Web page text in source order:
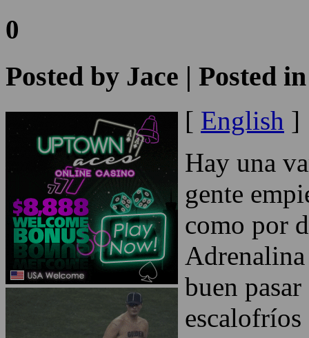
0
Posted by Jace | Posted
[ English ]
Hay una
gente
como por
buen